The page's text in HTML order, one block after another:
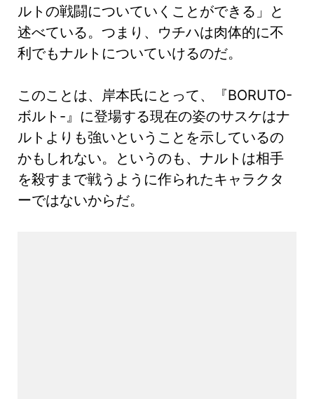
ルトの戦闘についていくことができる」と
述べている。つまり、ウチハは肉体的に不
利でもナルトについていけるのだ。
このことは、岸本氏にとって、『BORUTO-
ボルト-』に登場する現在の姿のサスケはナ
ルトよりも強いということを示しているの
かもしれない。というのも、ナルトは相手
を殺すまで戦うように作られたキャラクタ
ーではないからだ。